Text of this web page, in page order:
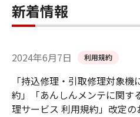
新着情報
2024年6月7日 利用規約
「持込修理・引取修理対象
約」「あんしんメンテに関す
理サービス 利用規約」改定の